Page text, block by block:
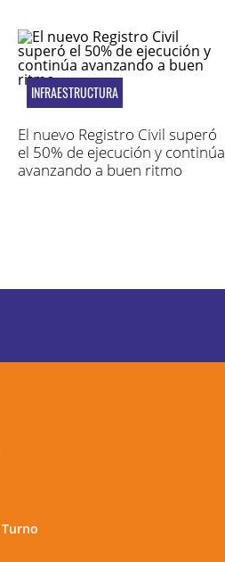
INFRAESTRUCTURA
El nuevo Registro Civil superó
el 50% de ejecución y continúa
avanzando a buen ritmo